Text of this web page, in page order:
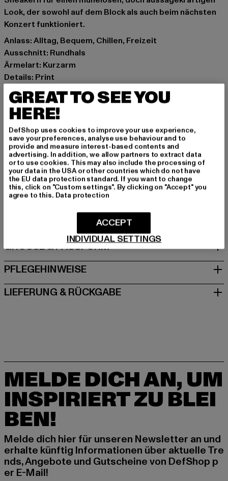
Look, der sowohl auf dem Block als auch beim nächsten
Konzert funktioniert.
Anlass: Alltag, Bequem, Chillen, Freizeit
Ausschnitt: Rundhals
Ärmelart: Kurzarm
Details: Print
Schnitt: Normal
Marke: Merchcode
Kat.: T-Shirts
Farbe: weiß
Hersteller Farbe: white
Materialzusammensetzung: 100% Baumwolle
Art.Nr: MC857-00220
Hersteller: TB International GmbH |info@tbint.de
Dr.-Robert-Murjahn-Straße 7 | 64372 Ober-Ramstadt |
GRÖSSE & PASSFORM
PFLEGEHINWEISE
LIEFERUNG & RÜCKGABE
MELDE DICH AN, UM
INSPIRIERT ZU BLEI
BEN!
Melde dich hier für unseren Newsletter an und
erhalte künftig Informationen über aktuelle Tre
nds, Angebote und Gutscheine von DefShop p
er E-Mail!
GREAT TO SEE YOU
HERE!
DefShop uses cookies to improve your use experience,
save your preferences, analyse use behaviour and to
provide and measure interest-based contents and
advertising. In addition, we allow partners to extract data
or to use cookies. This may also include the processing of
your data in the USA or other countries which do not have
the EU data protection standard. If you want to change
this, click on "Custom settings". By clicking on "Accept" you
agree to this. Data protection
INDIVIDUAL SETTINGS
ACCEPT